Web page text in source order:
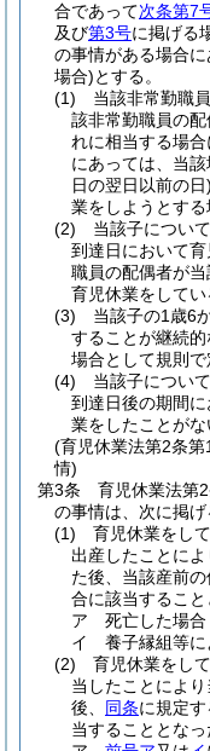
合であって次条第7
及び第3号に掲げる
の事情がある場合に
場合)とする。
(1)
当該非常勤職
該非常勤職員の
れに相当する場
にあっては、当
日の翌日以前の日)
業をしようとする
(2)
当該子につい
到達日において
職員の配偶者が
育児休業をしてい
(3)
当該子の1歳6
することが継続
場合として規則
(4)
当該子につい
到達日後の期間
業をしたことがな
(育児休業法第2条
情)
第3条
育児休業法第
の事情は、次に掲げ
(1)
育児休業をし
出産したことに
た後、当該産前
合に該当すること
ア
死亡した場合
イ
養子縁組等
(2)
育児休業をし
当したことによ
後、 同条に規定
当することとなっ